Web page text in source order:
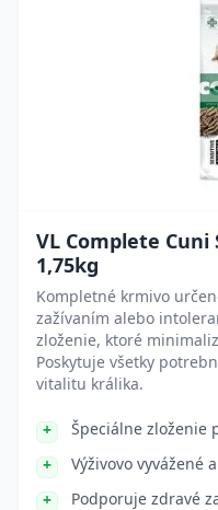
VL Complete
1,75kg
Kompletné krmivo
zažívaním alebo
zloženie, ktoré
Poskytuje všetky
vitalitu králika.
Špeciálne zloženie
Výživovo vyvážené
Podporuje zdravé